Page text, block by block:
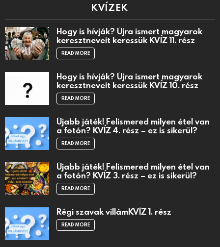
KVÍZEK
Hogy is hívják? Újra ismert magyarok
keresztneveit keressük KVÍZ 11. rész
READ MORE
Hogy is hívják? Újra ismert magyarok
keresztneveit keressük KVÍZ 10. rész
READ MORE
Újabb játék! Felismered milyen étel van
a fotón? KVÍZ 4. rész – ez is sikerül?
READ MORE
Újabb játék! Felismered milyen étel van
a fotón? KVÍZ 3. rész – ez is sikerül?
READ MORE
Régi szavak villámKVÍZ 1. rész
READ MORE